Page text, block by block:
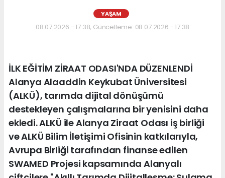
YAŞAM
08.07.2026 - 17:38, Güncelleme: 08.07.2026 - 17:38
İLK EĞİTİM ZİRAAT ODASI'NDA DÜZENLENDİ
Alanya Alaaddin Keykubat Üniversitesi
(ALKÜ), tarımda dijital dönüşümü
destekleyen çalışmalarına bir yenisini daha
ekledi. ALKÜ ile Alanya Ziraat Odası iş birliği
ve ALKÜ Bilim İletişimi Ofisinin katkılarıyla,
Avrupa Birliği tarafından finanse edilen
SWAMED Projesi kapsamında Alanyalı